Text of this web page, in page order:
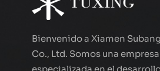
Bienvenido a Xiamen
Co., Ltd. Somos una empresa